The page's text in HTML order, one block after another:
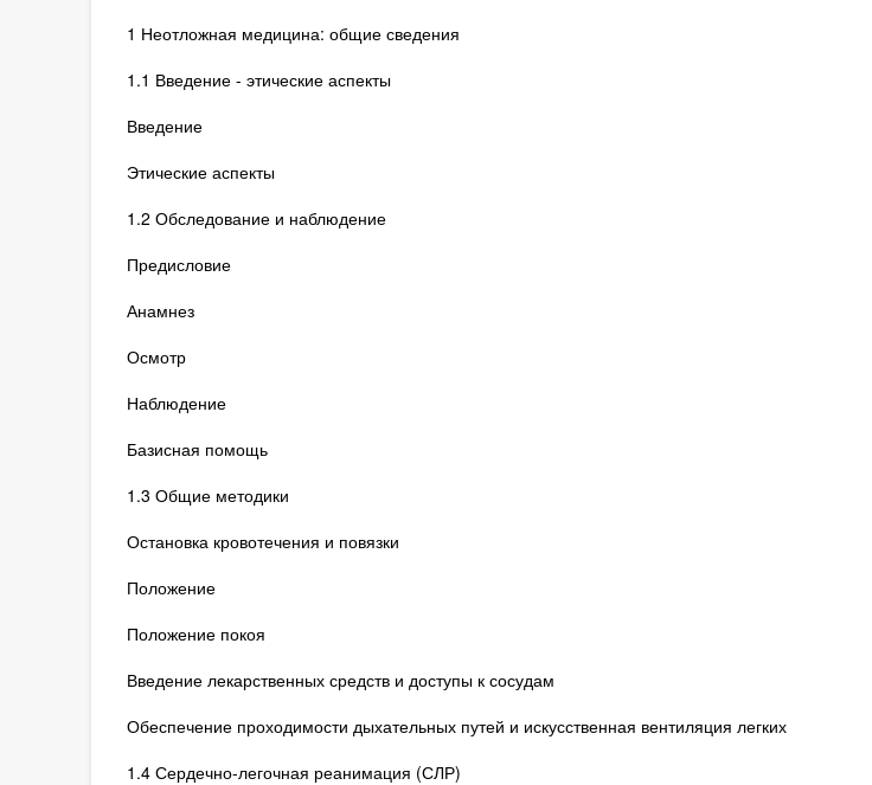
1 Неотложная медицина: общие сведения
1.1 Введение - этические аспекты
Введение
Этические аспекты
1.2 Обследование и наблюдение
Предисловие
Анамнез
Осмотр
Наблюдение
Базисная помощь
1.3 Общие методики
Остановка кровотечения и повязки
Положение
Положение покоя
Введение лекарственных средств и доступы к сосудам
Обеспечение проходимости дыхательных путей и искусственная вентиляция легких
1.4 Сердечно-легочная реанимация (СЛР)